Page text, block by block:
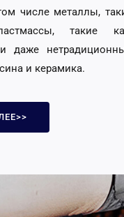
числе металлы,
такие
и даже
и керамика.